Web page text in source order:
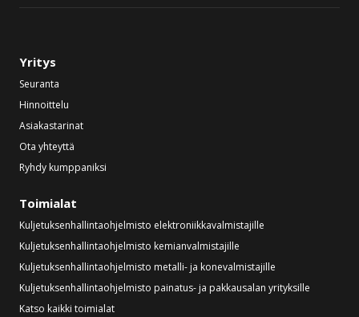
Yritys
Seuranta
Hinnoittelu
Asiakastarinat
Ota yhteyttä
Ryhdy kumppaniksi
Toimialat
Kuljetuksenhallintaohjelmisto elektroniikkavalmistajille
Kuljetuksenhallintaohjelmisto kemianvalmistajille
Kuljetuksenhallintaohjelmisto metalli- ja konevalmistajille
Kuljetuksenhallintaohjelmisto painatus- ja pakkausalan yrityksille
Katso kaikki toimialat